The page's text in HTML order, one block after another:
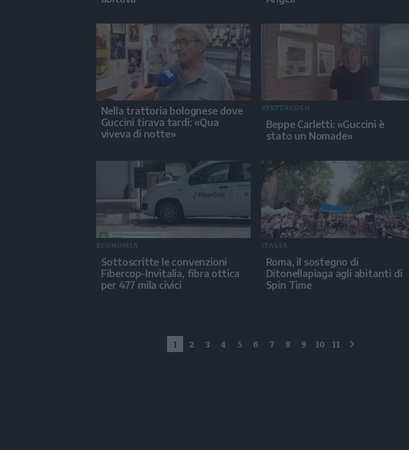
Nella trattoria bolognese dove
Guccini tirava tardi: «Qua
viveva di notte»
SPETTACOLO
Beppe Carletti: «Guccini è
stato un Nomade»
ECONOMIA
Sottoscritte le convenzioni
Fibercop-Invitalia, fibra ottica
per 477 mila civici
ITALIA
Roma, il sostegno di
Ditonellapiaga agli abitanti di
Spin Time
1 2 3 4 5 6 7 8 9 10 11